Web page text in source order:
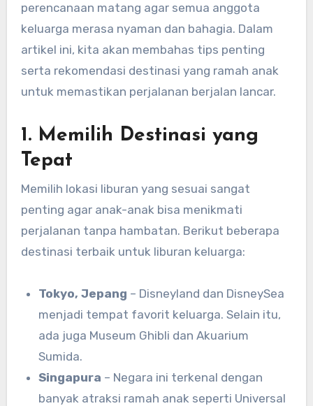
perencanaan matang agar semua anggota
keluarga merasa nyaman dan bahagia. Dalam
artikel ini, kita akan membahas tips penting
serta rekomendasi destinasi yang ramah anak
untuk memastikan perjalanan berjalan lancar.
1. Memilih Destinasi yang
Tepat
Memilih lokasi liburan yang sesuai sangat
penting agar anak-anak bisa menikmati
perjalanan tanpa hambatan. Berikut beberapa
destinasi terbaik untuk liburan keluarga:
Tokyo, Jepang – Disneyland dan DisneySea
menjadi tempat favorit keluarga. Selain itu,
ada juga Museum Ghibli dan Akuarium
Sumida.
Singapura – Negara ini terkenal dengan
banyak atraksi ramah anak seperti Universal